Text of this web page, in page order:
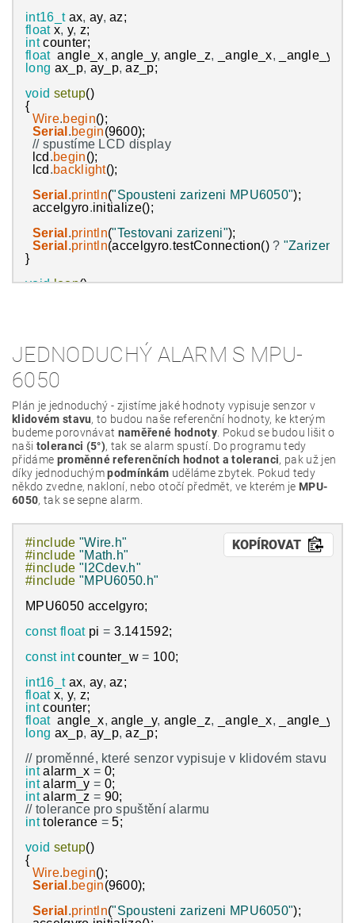
}
int16_t ax, ay, az;
float x, y, z;
int counter;
float angle_x, angle_y, angle_z, _angle_x, _angle_y
long ax_p, ay_p, az_p;
void setup()
{
Wire.begin();
Serial .begin(9600);
// spustíme LCD display
lcd .begin();
lcd .backlight();
Serial .println("Spousteni zarizeni MPU6050");
accelgyro.initialize();
Serial .println("Testovani zarizeni");
Serial .println(accelgyro.testConnection() ? "Zarizeni
}
void loop()
ay_p
= ay_p + ay
az_p = az_p + az
counter
if (counter == counter_w)
{
x = ax_p/counter;
y = ay_p/counter;
z = az_p/counter;
angle_x = atan2(x, sqrt(square(y) + square (z )))/(pi
angle_y = atan2(y
counter = 0;
ax_p = 0;
ay_p = 0;
az_p = 0;
// před novým výpisem, ten starý smažeme
lcd.clear();
// zobrazíme nový výpis
lcd. print (angle_x);
lcd. print(" ");
lcd. print(angle_y)
lcd
print " " ;
lcd.print(angle_z
delay(500
}
}
JEDNODUCHÝ ALARM S MPU-
6050
Plán je jednoduchý - zjistíme jaké hodnoty vypisuje senzor v
klidovém stavu, to budou naše referenční hodnoty, ke kterým
budeme porovnávat naměřené hodnoty. Pokud se budou lišit o
naši toleranci (5°), tak se alarm spustí. Do programu tedy
přidáme proměnné referenčních hodnot a toleranci, pak už jen
díky jednoduchýmpodmínkám uděláme zbytek. Pokud tedy
někdo zvedne, nakloní, nebo otočí předmět, ve kterém je MPU-
6050, tak se sepne alarm.
#include "Wire.h"
#include "Math.h"
#include "I2Cdev.h"
#include "MPU6050.h"
MPU6050 accelgyro;
const float pi = 3.141592;
const int counter_w = 100;
int16_t ax, ay, az;
float x, y, z;
int counter;
float angle_x, angle_y, angle_z, _angle_x, _angle_y
long ax_p, ay_p, az_p;
// proměnné, které senzor vypisuje v klidovém stavu
int alarm_x = 0;
int alarm_y = 0;
int alarm_z = 90;
// tolerance pro spuštění alarmu
int tolerance = 5;
void setup()
{
Wire.begin();
Serial .begin(9600);
Serial .println("Spousteni zarizeni MPU6050");
KOPÍROVAT